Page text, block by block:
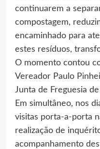
continuarem a
compostagem,
encaminhado para
estes resíduos,
O momento contou
Vereador Paulo
Junta de Freguesia
Em simultâneo, nos
visitas porta-a-porta
realização de
acompanhamento